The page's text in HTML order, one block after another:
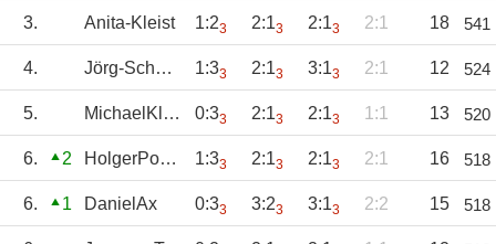
3. Anita-Kleist 1:23 2:13 2:13 2:1 18 541
4. Jörg-Schmitz 1:33 2:13 3:13 2:1 12 524
5. MichaelKleist 0:33 2:13 2:13 1:1 13 520
6. 2 HolgerPoetter 1:33 2:13 2:13 2:1 16 518
6. 1 DanielAx 0:33 3:23 3:13 2:2 15 518